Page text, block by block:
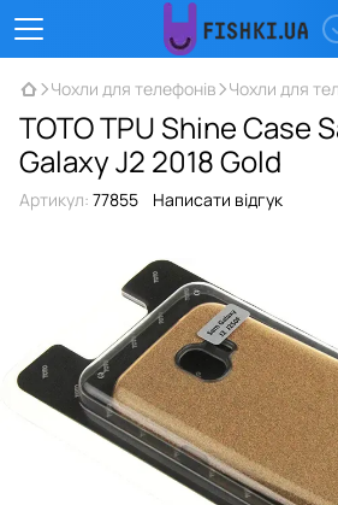
Чохли для телефонів Чохли для
TOTO TPU Shine Case
Galaxy J2 2018 Gold
Артикул: 77855 Написати відгук